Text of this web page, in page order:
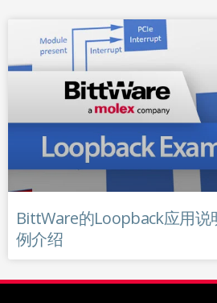
BittWare的Loopback应用说
例介绍